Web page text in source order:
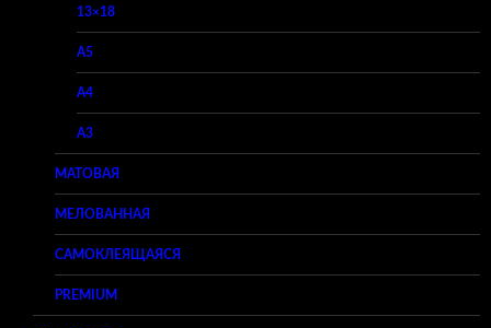
13×18
A5
A4
A3
МАТОВАЯ
МЕЛОВАННАЯ
САМОКЛЕЯЩАЯСЯ
PREMIUM